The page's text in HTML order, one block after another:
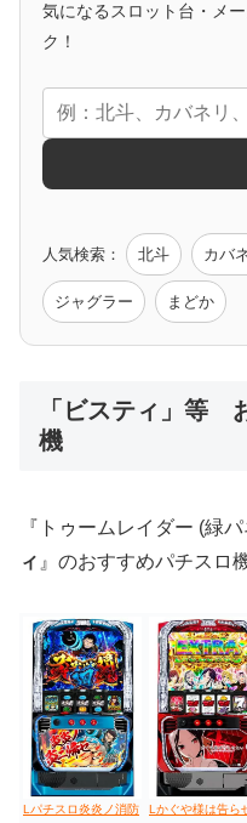
アニメタイアップ
エヴァ コードギアス 化
モンハン バイオ ペルソナ
値下げ台
気になるスロット台・メ
ク！
人気検索： 北斗 カバ
ジャグラー まどか
「ビスティ」等
機
『トゥームレイダー (緑
ィ 』のおすすめパチスロ
Lパチスロ炎炎ノ消防
Lかぐや様は告ら